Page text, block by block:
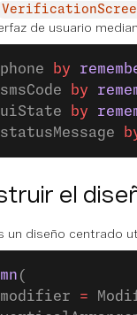
de usuario
by
by
by
el
un diseño centrado
(
=